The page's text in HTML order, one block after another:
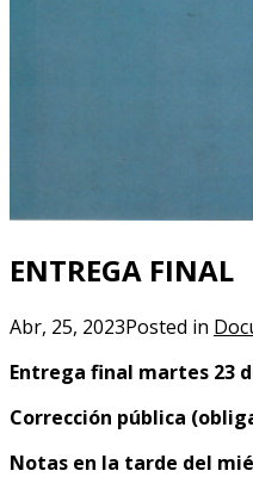
ENTREGA FINAL
Abr, 25, 2023Posted in
Entrega final martes 23
Corrección pública
Notas en la tarde del